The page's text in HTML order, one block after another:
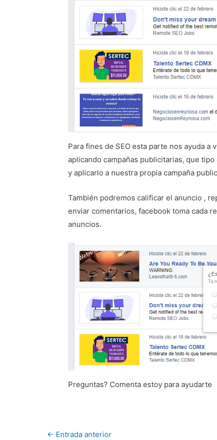
Para fines de SEO esta parte nos ayuda
aplicando campañas publicitarias, que
y aplicarlo a nuestra propia campaña
También podremos calificar el anuncio ,
enviar comentarios, facebook toma cada
anuncios.
Preguntas? Comenta estoy para ayudarte
← Entrada anterior